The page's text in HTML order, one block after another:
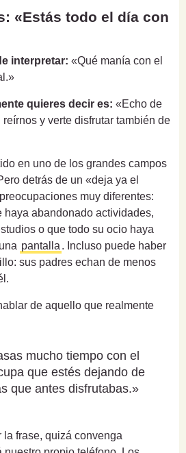
«Estás todo el día con
interpretar: «Qué manía con el
quieres decir es: «Echo de
y verte disfrutar también de
en uno de los grandes campos
detrás de un «deja ya el
muy diferentes:
haya abandonado actividades,
o que todo su ocio haya
pantalla . Incluso puede haber
sus padres echan de menos
de aquello que realmente
mucho tiempo con el
que estés dejando de
que antes disfrutabas.»
la frase, quizá convenga